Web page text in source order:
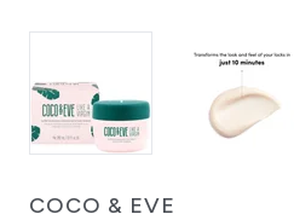
COCO & EVE